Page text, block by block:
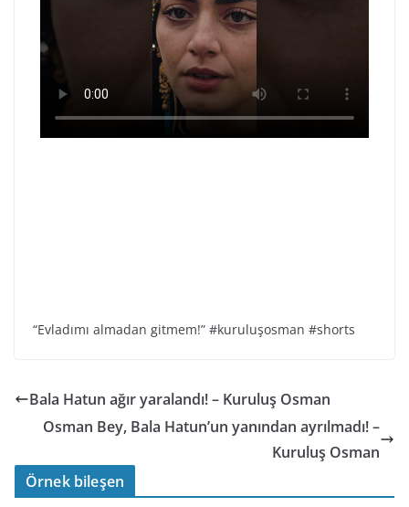
“Evladımı almadan gitmem!” #kuruluşosman #shorts
Bala Hatun ağır yaralandı! – Kuruluş Osman
Osman Bey, Bala Hatun’un yanından ayrılmadı! –
Kuruluş Osman
Örnek bileşen